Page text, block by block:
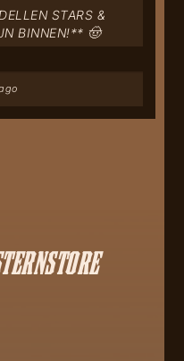
STARS &
BINNEN!** 🤠